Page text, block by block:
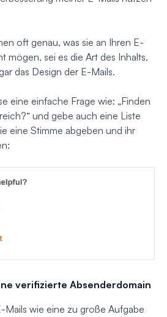
oft genau, was sie an Ihren E-
mögen, sei es die Art des Inhalts,
das Design der E-Mails.
eine einfache Frage wie: „Finden
und gebe auch eine Liste
eine Stimme abgeben und ihr
verifizierte Absenderdomain
Mails wie eine zu große Aufgabe